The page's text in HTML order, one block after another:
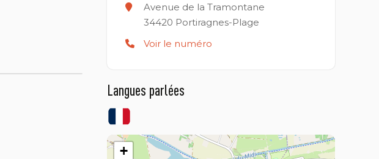
Avenue de la Tramontane
34420 Portiragnes-Plage
Voir le numéro
Langues parlées
+